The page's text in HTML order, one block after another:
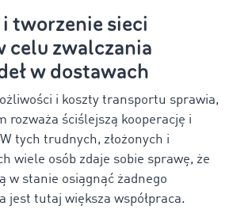
tworzenie sieci
celu zwalczania
w dostawach
i koszty transportu sprawia,
rozważa ściślejszą kooperację i
tych trudnych, złożonych i
wiele osób zdaje sobie sprawę, że
w stanie osiągnąć żadnego
jest tutaj większa współpraca.